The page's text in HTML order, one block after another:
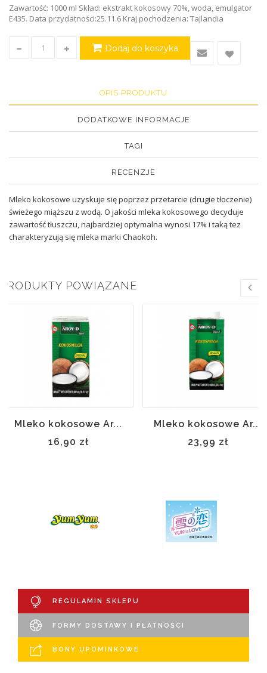
Zawartość: 1000 ml Skład: ekstrakt kokosowy 70%, woda, emulgator
E435. Data przydatności:25.11.6 Kraj pochodzenia: Tajlandia
Dodaj do koszyka
OPIS PRODUKTU
DODATKOWE INFORMACJE
TAGI
RECENZJE
Mleko kokosowe uzyskuje się poprzez przetarcie (drugie tłoczenie)
świeżego miąższu z wodą. O jakości mleka kokosowego decyduje
zawartość tłuszczu, najbardziej optymalna wynosi 17% i taką tez
charakteryzują się mleka marki Chaokoh.
PRODUKTY POWIĄZANE
Mleko kokosowe Ar...
16,90 zł
Mleko kokosowe Ar...
23,99 zł
REGULAMIN SKLEPU
FORMY DOSTAWY I PŁATNOŚCI
BONY UPOMINKOWE